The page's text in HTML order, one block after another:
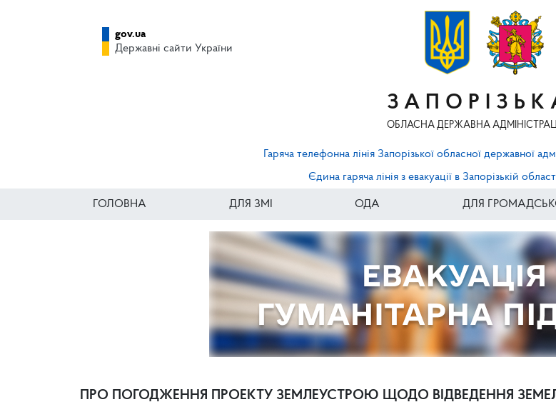
ОБЛАСНА ДЕРЖАВНА
gov.ua
Державні сайти України
Гаряча телефонна лінія Запорізької обласної державної
Єдина гаряча лінія з евакуації в Запорізькій
ГОЛОВНА ДЛЯ ЗМІ ОДА ДЛЯ
ПРО ПОГОДЖЕННЯ ПРОЕКТУ ЗЕМЛЕУСТРОЮ ЩОДО ВІДВЕДЕННЯ